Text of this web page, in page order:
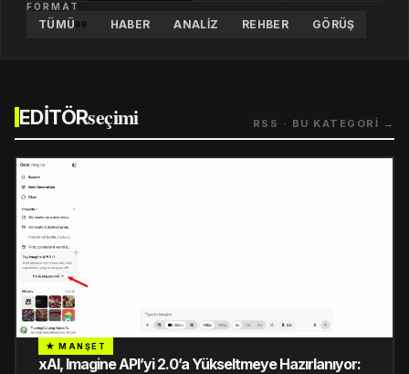
FORMAT
TÜMÜ89 HABER ANALIZ REHBER GÖRÜŞ
EDİTÖRseçimi RSS · BU KATEGORİ →
★ MANŞET
xAI, Imagine API’yi 2.0’a Yükseltmeye Hazırlanıyor: